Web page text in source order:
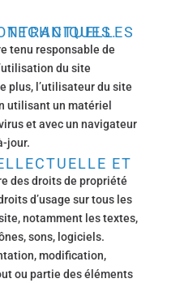
LES DONNÉES TECHNIQUES.
tenu responsable de
du site
plus, l’utilisateur du site
utilisant un matériel
et avec un navigateur
jour.
des droits de propriété
d’usage sur tous les
notamment les textes,
sons, logiciels.
modification,
ou partie des éléments